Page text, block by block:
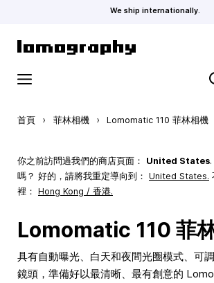
We ship internationally.
首頁 › 菲林相機 › Lomomatic 110 菲林相機
你之前訪問過我們的商店頁面： United States
嗎？ 好的，請將我重定導向到： United States.
裡： Hong Kong / 香港.
Lomomatic 110 菲
具有自動曝光、白天和夜間光圈模式、可
鏡頭，準備好以最清晰、最有創意的